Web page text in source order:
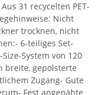
31 recycelten PET-
Nicht
trocknen, nicht
6-teiliges Set-
System von 120
breite, gepolsterte
Zugang- Gute
Fest angenähte